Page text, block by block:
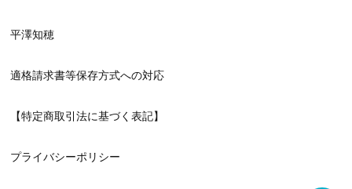
平澤知穂
適格請求書等保存方式への対応
【特定商取引法に基づく表記】
プライバシーポリシー